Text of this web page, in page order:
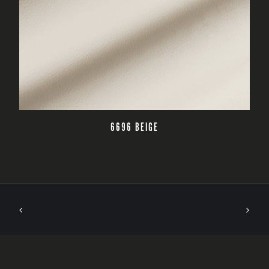
CZYTAJ DALEJ
6696 BEIGE